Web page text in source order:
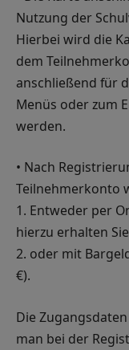
Nutzung der
Hierbei wird die
dem
anschließend für
Menüs oder zum
werden.
• Nach
Teilnehmerkonto
1. Entweder per
hierzu erhalten
2. oder mit
€).
Die
man bei der